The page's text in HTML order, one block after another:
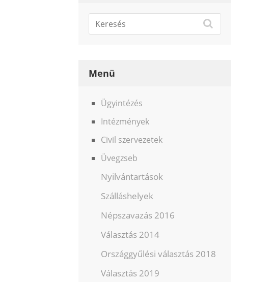
Menü
Ügyintézés
Intézmények
Civil szervezetek
Üvegzseb
Nyilvántartások
Szálláshelyek
Népszavazás 2016
Választás 2014
Országgyűlési választás 2018
Választás 2019